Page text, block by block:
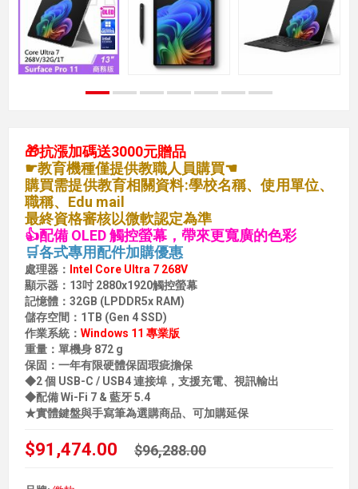
🎁抗漲加碼送3000元贈品
☛教育機種僅提供教職人員購買☚
購買需提供教育相關資料:學校名稱、使用單位、
職稱、Edu mail
最終資格審核以微軟認定為準
👍配備 OLED 觸控螢幕，帶來更寬廣的色彩
🛒各式專用配件加購優惠
處理器：
Intel Core Ultra 7 268V
顯示器：13吋 2880x1920觸控螢幕
記憶體：32GB (LPDDR5x RAM)
儲存空間：1TB (Gen 4 SSD)
作業系統： Windows 11 專業版
重量：單機身 872 g
保固：一年有限硬體保固瑕疵擔保
◆2 個 USB-C / USB4 連接埠，支援充電、視訊輸出
◆配備 Wi-Fi 7 & 藍牙 5.4
★實體鍵盤與手寫筆為選購商品、可加購延保
$91,474.00 $96,288.00